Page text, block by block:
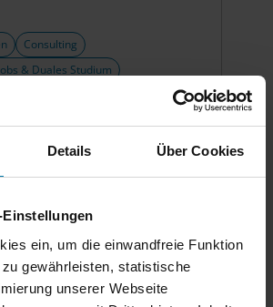
Details Über Cookies
ein, um die einwandfreie Funktion
gewährleisten, statistische
unserer Webseite
Consulting
& Duales Studium
Informatik (B.Sc.)